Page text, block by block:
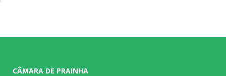
CÂMARA DE PRAINHA